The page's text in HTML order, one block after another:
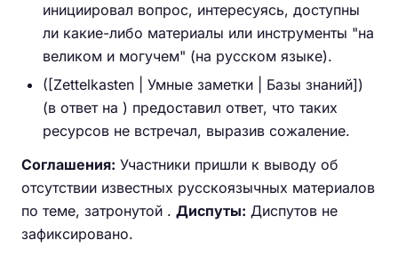
инициировал вопрос, интересуясь, доступны
ли какие-либо материалы или инструменты "на
великом и могучем" (на русском языке).
([Zettelkasten | Умные заметки | Базы знаний])
(в ответ на ) предоставил ответ, что таких
ресурсов не встречал, выразив сожаление.
Соглашения: Участники пришли к выводу об
отсутствии известных русскоязычных материалов
по теме, затронутой . Диспуты: Диспутов не
зафиксировано.